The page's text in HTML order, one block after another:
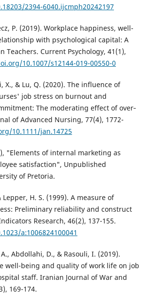
2394-6040.ijcmph20242197
P. (2019). Workplace happiness, well-
with psychological capital: A
Teachers. Current Psychology, 41(1),
10.1007/s12144-019-00550-0
X., & Lu, Q. (2020). The influence of
job stress on burnout and
The moderating effect of over‐
of Advanced Nursing, 77(4), 1772-
10.1111/jan.14725
"Elements of internal marketing as
satisfaction", Unpublished
of Pretoria.
Lepper, H. S. (1999). A measure of
Preliminary reliability and construct
Research, 46(2), 137-155.
a:1006824100041
Abdollahi, D., & Rasouli, I. (2019).
well-being and quality of work life on job
staff. Iranian Journal of War and
169-174.